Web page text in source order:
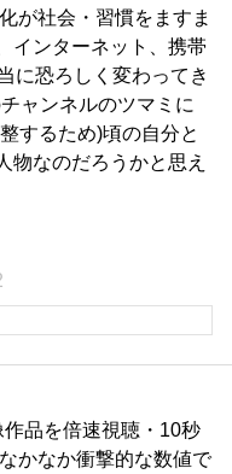
が社会・習慣をますま
インターネット、携帯
に恐ろしく変わってき
ャンネルのツマミに
するため)頃の自分と
物なのだろうかと思え
品を倍速視聴・10秒
かなか衝撃的な数値で